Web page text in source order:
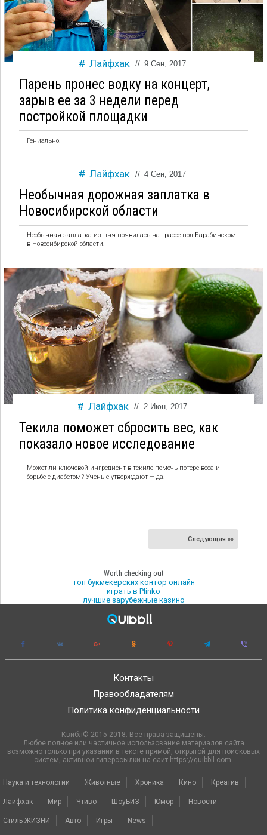
Лайфхак // 9 Сен, 2017
Парень пронес водку на концерт,
зарыв ее за 3 недели перед
постройкой площадки
Гениально!
Лайфхак // 4 Сен, 2017
Необычная дорожная заплатка в
Новосибирской области
Необычная заплатка из пня появилась на трассе под Барабинском
в Новосибирской области.
Лайфхак // 2 Июн, 2017
Текила поможет сбросить вес, как
показало новое исследование
Может ли ключевой ингредиент в текиле помочь потере веса и
борьбе с диабетом? Ученые утверждают — да.
Следующая »»
Worth checking out
топ букмекерских контор онлайн
играть в Plinko
лучшие зарубежные казино
Контакты
Правообладателям
Политика конфиденциальности
Квибл© 2015-2018. Все права защищены.
Любое полное или частичное использование материалов сайта
возможно только при указании в тексте прямой, открытой для поисковых
систем, активной гиперссылки на сайт https://quibbll.com.
Наука и технологии Животные Хроника Кино Креатив
Лайфхак Мир Чтиво ШоуБИЗ Юмор Новости
Стиль ЖИЗНИ Авто Игры News